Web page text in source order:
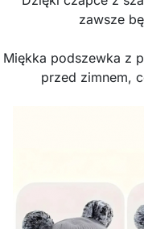
zawsze
Miękka podszewka z
przed zimnem,